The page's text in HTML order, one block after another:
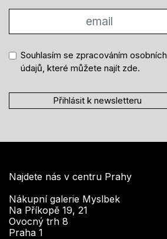
Souhlasím se zpracováním osobních
údajů, které můžete najít zde.
Přihlásit k newsletteru
Najdete nás v centru Prahy
Nákupní galerie Myslbek
Na Příkopě 19, 21
Ovocný trh 8
Praha 1